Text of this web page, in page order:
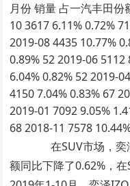
月份 销量 占一汽丰田份
10 3617 6.11% 0.72%
2019-08 4435 10.77%
0.89% 52 2019-06
6.04% 0.82% 52 2019-
4150 7.04% 0.83% 67
2019-01 7092 9.05%
68 2018-11 7578
在SUV市场，奕
额同比下降了0.62%，在